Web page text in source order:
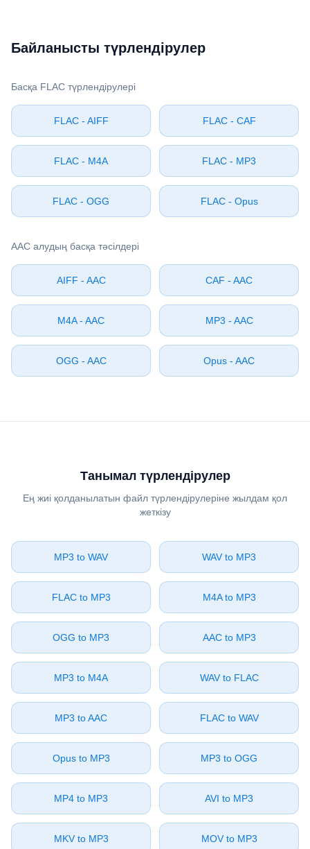
Байланысты түрлендірулер
Басқа ⁦FLAC⁩ түрлендірулері
⁦FLAC⁩ - ⁦AIFF⁩ ⁦FLAC⁩ - ⁦CAF⁩
⁦FLAC⁩ - ⁦M4A⁩ ⁦FLAC⁩ - ⁦MP3⁩
⁦FLAC⁩ - ⁦OGG⁩ ⁦FLAC⁩ - ⁦Opus⁩
⁦AAC⁩ алудың басқа тәсілдері
⁦AIFF⁩ - ⁦AAC⁩ ⁦CAF⁩ - ⁦AAC⁩
⁦M4A⁩ - ⁦AAC⁩ ⁦MP3⁩ - ⁦AAC⁩
⁦OGG⁩ - ⁦AAC⁩ ⁦Opus⁩ - ⁦AAC⁩
Танымал түрлендірулер
Ең жиі қолданылатын файл түрлендірулеріне жылдам қол
жеткізу
⁦MP3⁩ to ⁦WAV⁩ ⁦WAV⁩ to ⁦MP3⁩
⁦FLAC⁩ to ⁦MP3⁩ ⁦M4A⁩ to ⁦MP3⁩
⁦OGG⁩ to ⁦MP3⁩ ⁦AAC⁩ to ⁦MP3⁩
⁦MP3⁩ to ⁦M4A⁩ ⁦WAV⁩ to ⁦FLAC⁩
⁦MP3⁩ to ⁦AAC⁩ ⁦FLAC⁩ to ⁦WAV⁩
⁦Opus⁩ to ⁦MP3⁩ ⁦MP3⁩ to ⁦OGG⁩
⁦MP4⁩ to ⁦MP3⁩ ⁦AVI⁩ to ⁦MP3⁩
⁦MKV⁩ to ⁦MP3⁩ ⁦MOV⁩ to ⁦MP3⁩